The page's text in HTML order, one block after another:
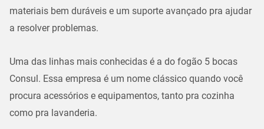
materiais bem duráveis e um suporte avançado pra ajudar
a resolver problemas.
Uma das linhas mais conhecidas é a do fogão 5 bocas
Consul. Essa empresa é um nome clássico quando você
procura acessórios e equipamentos, tanto pra cozinha
como pra lavanderia.